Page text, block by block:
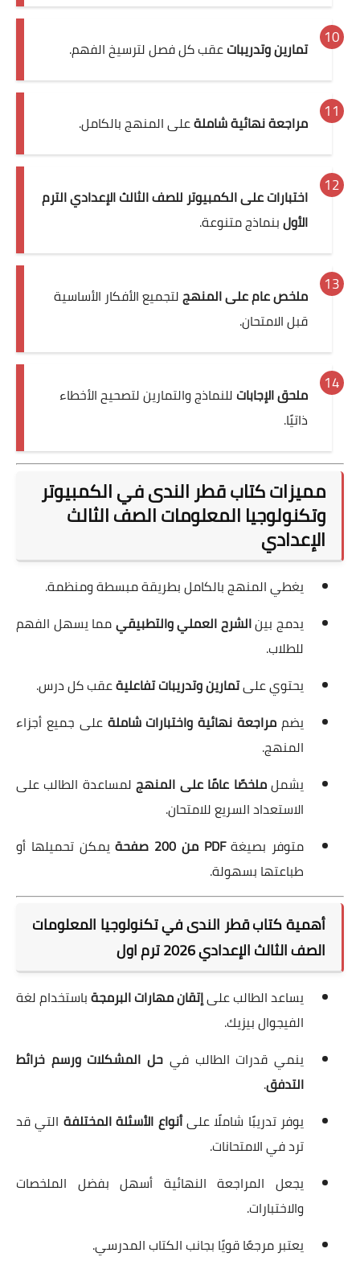
تمارين وتدريباتعقب كل فصل لترسيخ الفهم.
مراجعة نهائية شاملةعلى المنهج بالكامل.
اختبارات على الكمبيوتر للصف الثالث الإعدادي الترم
الأولبنماذج متنوعة.
ملخص عام على المنهجلتجميع الأفكار الأساسية
قبل الامتحان.
ملحق الإجاباتللنماذج والتمارين لتصحيح الأخطاء
ذاتيًا.
مميزات كتاب قطر الندى في الكمبيوتر
وتكنولوجيا المعلومات الصف الثالث
الإعدادي
يغطي المنهج بالكامل بطريقة مبسطة ومنظمة.
يدمج بينالشرح العملي والتطبيقيمما يسهل الفهم
للطلاب.
يحتوي علىتمارين وتدريبات تفاعليةعقب كل درس.
يضم مراجعة نهائية واختبارات شاملة على جميع أجزاء
المنهج.
يشململخصًا عامًا على المنهجلمساعدة الطالب على
الاستعداد السريع للامتحان.
متوفر بصيغةPDF من 200 صفحة
يمكن تحميلها أو
طباعتها بسهولة.
أهمية كتاب قطر الندى في تكنولوجيا المعلومات
الصف الثالث الإعدادي 2026 ترم اول
يساعد الطالب علىإتقان مهارات البرمجةباستخدام لغة
الفيجوال بيزيك.
ينمي قدرات الطالب في حل المشكلات ورسم خرائط
التدفق.
يوفر تدريبًا شاملًا علىأنواع الأسئلة المختلفة التي قد
ترد في الامتحانات.
يجعل المراجعة النهائية أسهل بفضل الملخصات
والاختبارات.
يعتبر مرجعًا قويًا بجانب الكتاب المدرسي.